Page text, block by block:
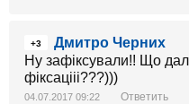
+3
Дмитро Черних
Ну зафіксували!! Що
фіксацііі???)))
04.07.2017 09:22 Ответить